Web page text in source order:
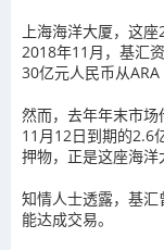
上海海洋大厦，这
2018年11月，基汇
30亿元人民币从
然而，去年年末市
11月12日到期的2.6
押物，正是这座海洋
知情人士透露，基
能达成交易。